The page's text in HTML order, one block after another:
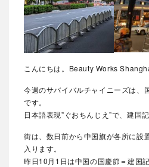
こんにちは。Beauty Works
今週のサバイバルチャイニーズは、
です。
日本語表現”ぐおちんじえ”で、建国
街は、数日前から中国旗が各所に設
入ります。
昨日10月1日は中国の国慶節＝建国記